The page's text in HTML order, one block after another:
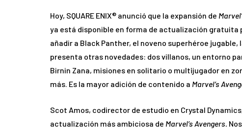
Hoy, SQUARE ENIX® anunció que la expansión de
ya está disponible en forma de actualización gratuita
añadir a Black Panther, el noveno superhéroe
presenta otras novedades: dos villanos, un entorno
Birnin Zana, misiones en solitario o multijugador en
más. Es la mayor adición de contenido a Marvel’s
Scot Amos, codirector de estudio en Crystal
actualización más ambiciosa de Marvel’s Avengers.